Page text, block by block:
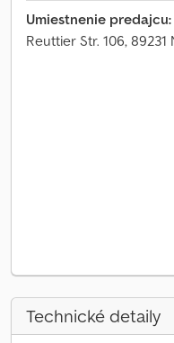
Umiestnenie predajcu:
Reuttier Str. 106,
Technické detaily